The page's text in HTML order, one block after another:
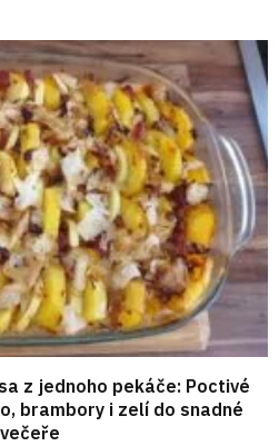
z jednoho pekáče: Poctivé
brambory i zelí do snadné
večeře